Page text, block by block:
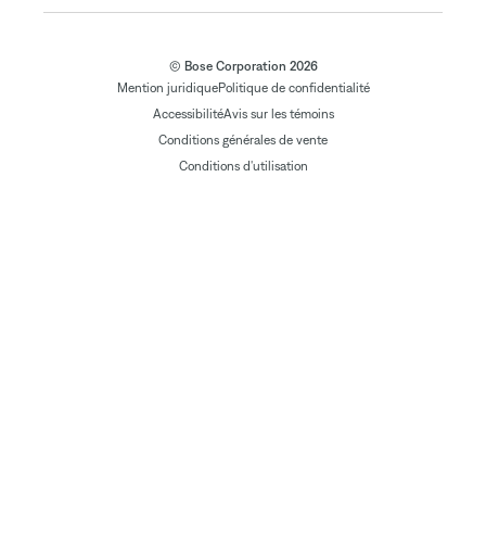
© Bose Corporation 2026
Mention juridiquePolitique de confidentialité
AccessibilitéAvis sur les témoins
Conditions générales de vente
Conditions d'utilisation